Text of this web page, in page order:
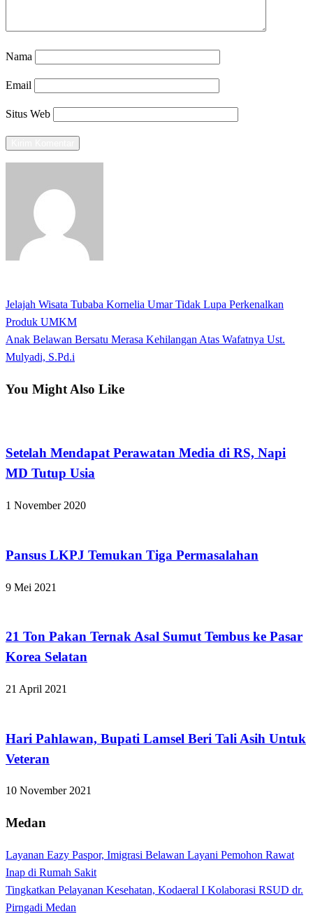
Nama
Email
Situs Web
Navigasi
pos
Previous
Post
Jelajah Wisata Tubaba Kornelia Umar Tidak Lupa Perkenalkan
Produk UMKM
Next
Post
Anak Belawan Bersatu Merasa Kehilangan Atas Wafatnya Ust.
Mulyadi, S.Pd.i
You Might Also Like
Setelah Mendapat Perawatan Media di RS, Napi
MD Tutup Usia
1 November 2020
Pansus LKPJ Temukan Tiga Permasalahan
9 Mei 2021
21 Ton Pakan Ternak Asal Sumut Tembus ke Pasar
Korea Selatan
21 April 2021
Hari Pahlawan, Bupati Lamsel Beri Tali Asih Untuk
Veteran
10 November 2021
Medan
Layanan Eazy Paspor, Imigrasi Belawan Layani Pemohon Rawat
Inap di Rumah Sakit
Tingkatkan Pelayanan Kesehatan, Kodaeral I Kolaborasi RSUD dr.
Pirngadi Medan‎